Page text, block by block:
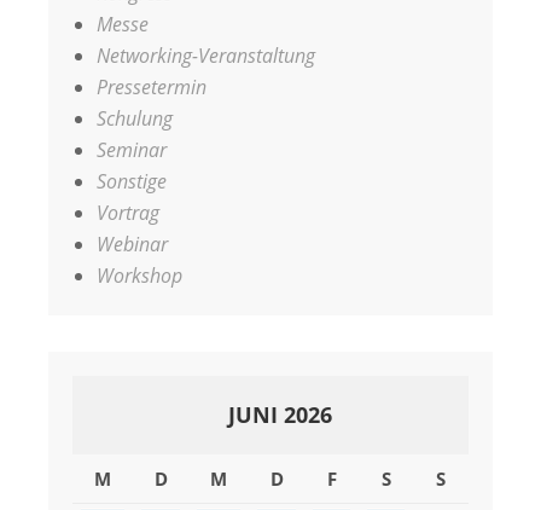
Messe
Networking-Veranstaltung
Pressetermin
Schulung
Seminar
Sonstige
Vortrag
Webinar
Workshop
JUNI 2026
M D M D F S
S